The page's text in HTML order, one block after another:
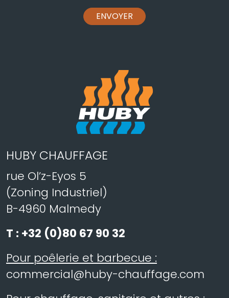
ENVOYER
HUBY CHAUFFAGE
rue Ol’z-Eyos 5
(Zoning Industriel)
B-4960 Malmedy
T : +32 (0)80 67 90 32
Pour poêlerie et barbecue :
commercial@huby-chauffage.com